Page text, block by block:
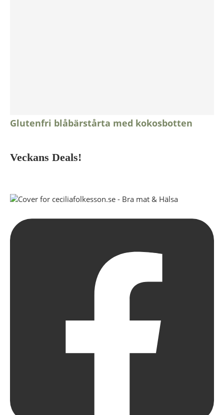
Glutenfri blåbärstårta med kokosbotten
Veckans Deals!